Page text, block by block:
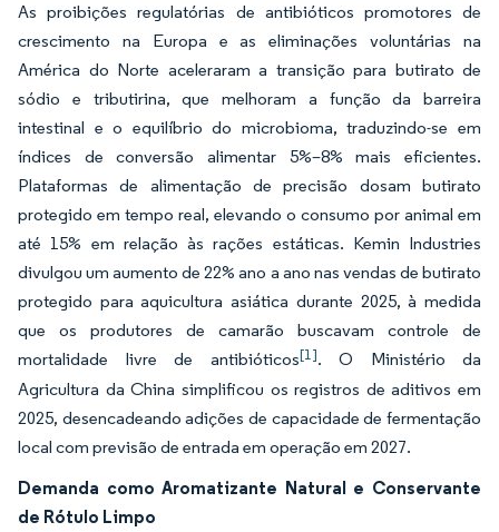
As proibições regulatórias de antibióticos promotores de
crescimento na Europa e as eliminações voluntárias na
América do Norte aceleraram a transição para butirato de
sódio e tributirina, que melhoram a função da barreira
intestinal e o equilíbrio do microbioma, traduzindo-se em
índices de conversão alimentar 5%–8% mais eficientes.
Plataformas de alimentação de precisão dosam butirato
protegido em tempo real, elevando o consumo por animal em
até 15% em relação às rações estáticas. Kemin Industries
divulgou um aumento de 22% ano a ano nas vendas de butirato
protegido para aquicultura asiática durante 2025, à medida
que os produtores de camarão buscavam controle de
mortalidade livre de antibióticos[1]. O Ministério da
Agricultura da China simplificou os registros de aditivos em
2025, desencadeando adições de capacidade de fermentação
local com previsão de entrada em operação em 2027.
Demanda como Aromatizante Natural e Conservante
de Rótulo Limpo